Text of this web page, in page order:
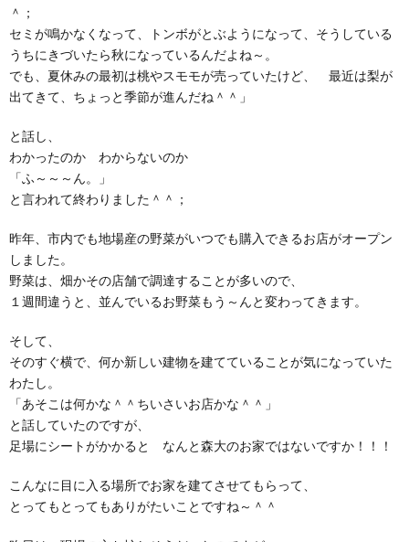
＾；
セミが鳴かなくなって、トンボがとぶようになって、そうしている
うちにきづいたら秋になっているんだよね～。
でも、夏休みの最初は桃やスモモが売っていたけど、 最近は梨が
出てきて、ちょっと季節が進んだね＾＾」
と話し、
わかったのか わからないのか
「ふ～～～ん。」
と言われて終わりました＾＾；
昨年、市内でも地場産の野菜がいつでも購入できるお店がオープン
しました。
野菜は、畑かその店舗で調達することが多いので、
１週間違うと、並んでいるお野菜もう～んと変わってきます。
そして、
そのすぐ横で、何か新しい建物を建てていることが気になっていた
わたし。
「あそこは何かな＾＾ちいさいお店かな＾＾」
と話していたのですが、
足場にシートがかかると なんと森大のお家ではないですか！！！
こんなに目に入る場所でお家を建てさせてもらって、
とってもとってもありがたいことですね～＾＾